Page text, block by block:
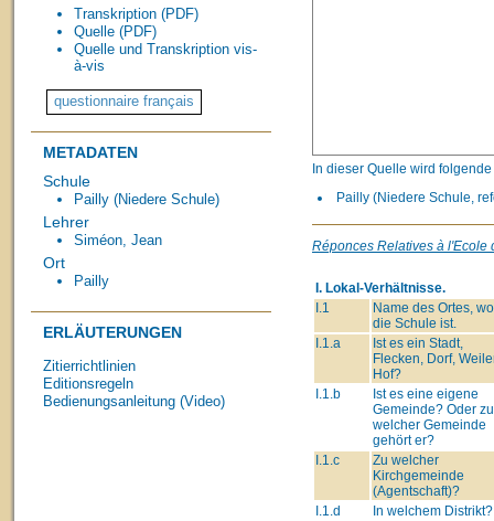
Transkription (PDF)
Quelle (PDF)
Quelle und Transkription vis-
à-vis
METADATEN
Schule
Pailly (Niedere Schule)
Lehrer
Siméon, Jean
Ort
Pailly
ERLÄUTERUNGEN
Zitierrichtlinien
Editionsregeln
Bedienungsanleitung (Video)
In dieser Quelle wird
Pailly (Niedere Schule,
Réponces Relatives à l'Ecole
I. Lokal-Verhältnisse.
I.1
Name des Ortes, wo
die Schule ist.
I.1.a
Ist es ein Stadt,
Flecken, Dorf,
Hof?
I.1.b
Ist es eine eigene
Gemeinde? Oder zu
welcher Gemeinde
gehört er?
I.1.c
Zu welcher
Kirchgemeinde
(Agentschaft)?
I.1.d
In welchem Distrikt?